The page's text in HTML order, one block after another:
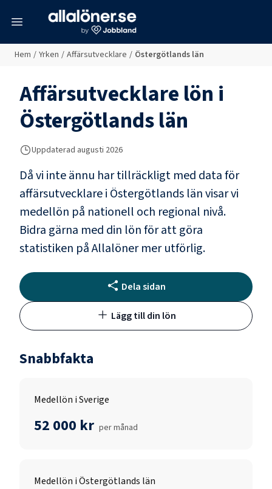
Hem / Yrken / Affärsutvecklare / Östergötlands län
Affärsutvecklarelön i
Östergötlands län
Uppdaterad augusti 2026
Då vi inte ännu har tillräckligt med data för
affärsutvecklarei Östergötlands länvisar vi
medellön på nationell och regional nivå.
Bidra gärna med din lön för att göra
statistiken på Allalöner mer utförlig.
Dela sidan
Lägg till din lön
Snabbfakta
Medellön i Sverige
52 000 kr per månad
Medellön i Östergötlands län